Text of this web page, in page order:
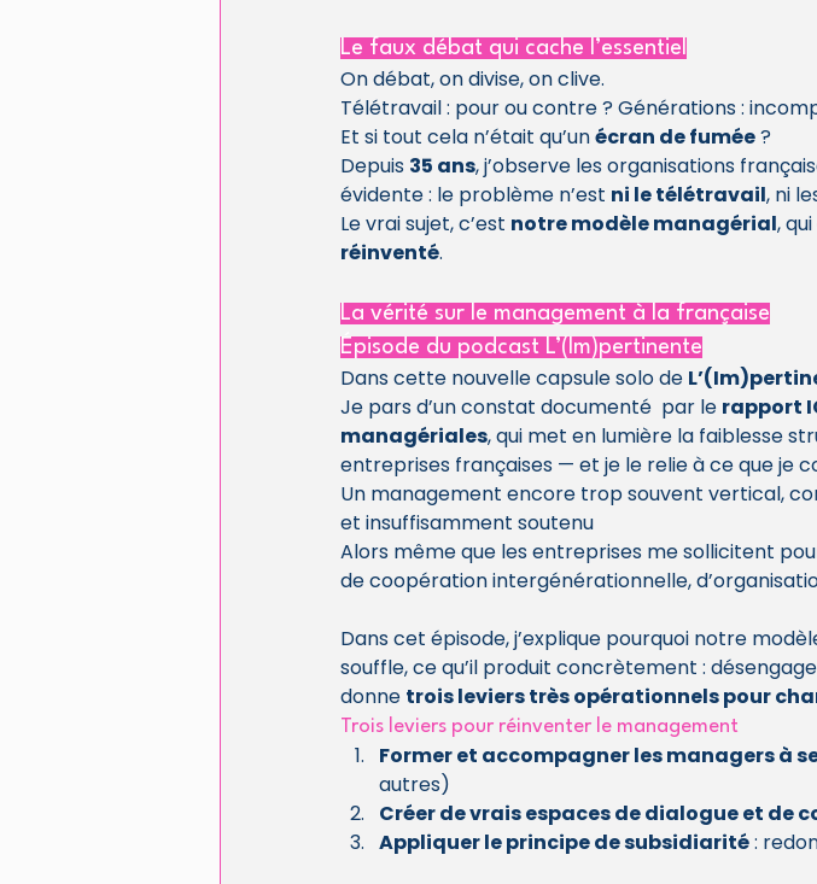
Le faux débat qui cache l’essentiel
On débat, on divise, on clive.
Télétravail : pour ou contre ? Générations :
Et si tout cela n’était qu’un écran de fumée ?
Depuis 35 ans, j’observe les organisations
évidente : le problème n’est ni le télétravail, ni
Le vrai sujet, c’est notre modèle managérial,
réinventé.
La vérité sur le management à la française
Épisode du podcast L’(Im)pertinente
Dans cette nouvelle capsule solo de
Je pars d’un constat documenté  par le rapport
managériales, qui met en lumière la faiblesse
entreprises françaises — et je le relie à ce que je
Un management encore trop souvent vertical,
et insuffisamment soutenu
Alors même que les entreprises me sollicitent
de coopération intergénérationnelle,
Dans cet épisode, j’explique pourquoi notre
souffle, ce qu’il produit concrètement :
donne trois leviers très opérationnels pour
Trois leviers pour réinventer le management
Former et accompagner les managers à
autres)
Créer de vrais espaces de dialogue et de
Appliquer le principe de subsidiarité :